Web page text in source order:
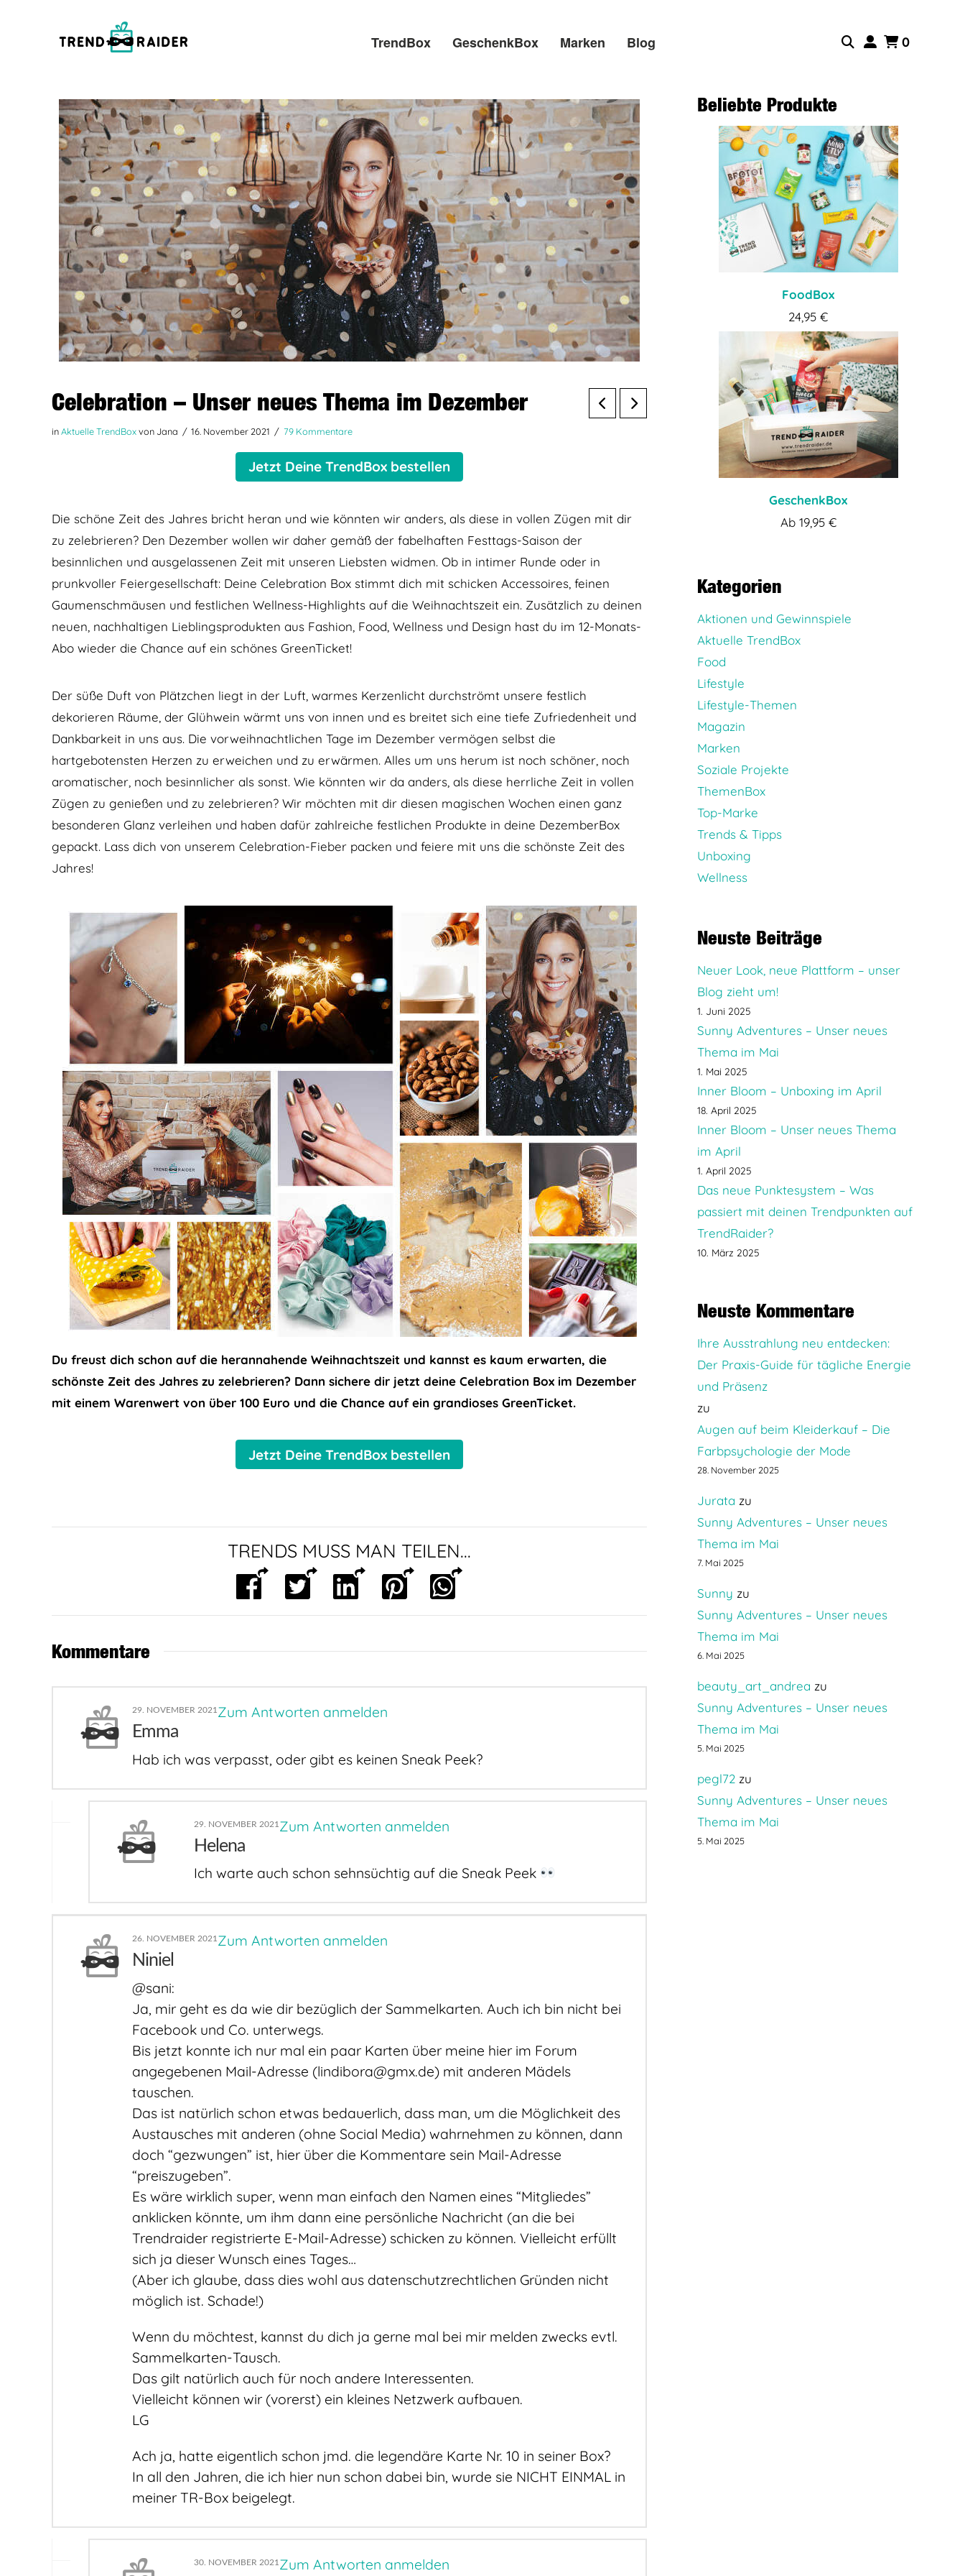
TrendBox GeschenkBox Marken Blog 0
Celebration – Unser neues Thema im Dezember
inAktuelle TrendBoxvon Jana 16. November 2021 79 Kommentare
Jetzt Deine TrendBox bestellen
Die schöne Zeit des Jahres bricht heran und wie könnten wir anders, als diese in vollen Zügen mit dir
zu zelebrieren? Den Dezember wollen wir daher gemäß der fabelhaften Festtags-Saison der
besinnlichen und ausgelassenen Zeit mit unseren Liebsten widmen. Ob in intimer Runde oder in
prunkvoller Feiergesellschaft: Deine Celebration Box stimmt dich mit schicken Accessoires, feinen
Gaumenschmäusen und festlichen Wellness-Highlights auf die Weihnachtszeit ein. Zusätzlich zu deinen
neuen, nachhaltigen Lieblingsprodukten aus Fashion, Food, Wellness und Design hast du im 12-Monats-
Abo wieder die Chance auf ein schönes GreenTicket!
Der süße Duft von Plätzchen liegt in der Luft, warmes Kerzenlicht durchströmt unsere festlich
dekorieren Räume, der Glühwein wärmt uns von innen und es breitet sich eine tiefe Zufriedenheit und
Dankbarkeit in uns aus. Die vorweihnachtlichen Tage im Dezember vermögen selbst die
hartgebotensten Herzen zu erweichen und zu erwärmen. Alles um uns herum ist noch schöner, noch
aromatischer, noch besinnlicher als sonst. Wie könnten wir da anders, als diese herrliche Zeit in vollen
Zügen zu genießen und zu zelebrieren? Wir möchten mit dir diesen magischen Wochen einen ganz
besonderen Glanz verleihen und haben dafür zahlreiche festlichen Produkte in deine DezemberBox
gepackt. Lass dich von unserem Celebration-Fieber packen und feiere mit uns die schönste Zeit des
Jahres!
Du freust dich schon auf die herannahende Weihnachtszeit und kannst es kaum erwarten, die
schönste Zeit des Jahres zu zelebrieren? Dann sichere dir jetzt deine Celebration Box im Dezember
mit einem Warenwert von über 100 Euro und die Chance auf ein grandioses GreenTicket.
Jetzt Deine TrendBox bestellen
TRENDS MUSS MAN TEILEN...
Kommentare
29. NOVEMBER 2021 Zum Antworten anmelden
Emma
Hab ich was verpasst, oder gibt es keinen Sneak Peek?
29. NOVEMBER 2021 Zum Antworten anmelden
Helena
Ich warte auch schon sehnsüchtig auf die Sneak Peek
26. NOVEMBER 2021Zum Antworten anmelden
Niniel
@sani:
Ja, mir geht es da wie dir bezüglich der Sammelkarten. Auch ich bin nicht bei
Facebook und Co. unterwegs.
Bis jetzt konnte ich nur mal ein paar Karten über meine hier im Forum
angegebenen Mail-Adresse (lindibora@gmx.de) mit anderen Mädels
tauschen.
Das ist natürlich schon etwas bedauerlich, dass man, um die Möglichkeit des
Austausches mit anderen (ohne Social Media) wahrnehmen zu können, dann
doch “gezwungen” ist, hier über die Kommentare sein Mail-Adresse
“preiszugeben”.
Es wäre wirklich super, wenn man einfach den Namen eines “Mitgliedes”
anklicken könnte, um ihm dann eine persönliche Nachricht (an die bei
Trendraider registrierte E-Mail-Adresse) schicken zu können. Vielleicht erfüllt
sich ja dieser Wunsch eines Tages…
(Aber ich glaube, dass dies wohl aus datenschutzrechtlichen Gründen nicht
möglich ist. Schade!)
Wenn du möchtest, kannst du dich ja gerne mal bei mir melden zwecks evtl.
Sammelkarten-Tausch.
Das gilt natürlich auch für noch andere Interessenten.
Vielleicht können wir (vorerst) ein kleines Netzwerk aufbauen.
LG
Ach ja, hatte eigentlich schon jmd. die legendäre Karte Nr. 10 in seiner Box?
In all den Jahren, die ich hier nun schon dabei bin, wurde sie NICHT EINMAL in
meiner TR-Box beigelegt.
30. NOVEMBER 2021 Zum Antworten anmelden
Beliebte Produkte
FoodBox
24,95 €
GeschenkBox
Ab 19,95 €
Kategorien
Aktionen und Gewinnspiele
Aktuelle TrendBox
Food
Lifestyle
Lifestyle-Themen
Magazin
Marken
Soziale Projekte
ThemenBox
Top-Marke
Trends & Tipps
Unboxing
Wellness
Neuste Beiträge
Neuer Look, neue Plattform – unser
Blog zieht um!
1. Juni 2025
Sunny Adventures – Unser neues
Thema im Mai
1. Mai 2025
Inner Bloom – Unboxing im April
18. April 2025
Inner Bloom – Unser neues Thema
im April
1. April 2025
Das neue Punktesystem – Was
passiert mit deinen Trendpunkten auf
TrendRaider?
10. März 2025
Neuste Kommentare
Ihre Ausstrahlung neu entdecken:
Der Praxis-Guide für tägliche Energie
und Präsenz
zu
Augen auf beim Kleiderkauf – Die
Farbpsychologie der Mode
28. November 2025
Jurata zu
Sunny Adventures – Unser neues
Thema im Mai
7. Mai 2025
Sunny zu
Sunny Adventures – Unser neues
Thema im Mai
6. Mai 2025
beauty_art_andrea zu
Sunny Adventures – Unser neues
Thema im Mai
5. Mai 2025
pegl72 zu
Sunny Adventures – Unser neues
Thema im Mai
5. Mai 2025